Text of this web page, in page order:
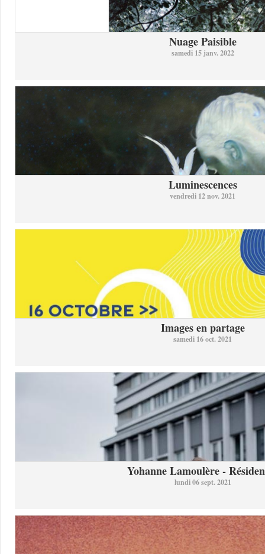
Nuage Paisible
samedi 15 janv. 2022
Luminescences
vendredi 12 nov. 2021
Images en partage
samedi 16 oct. 2021
Yohanne Lamoulère -
lundi 06 sept. 2021